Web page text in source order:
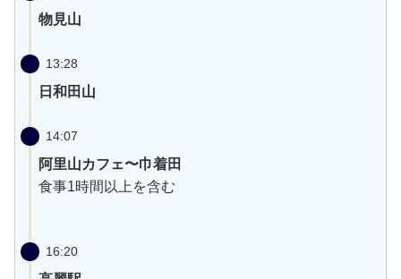
物見山
13:28
日和田山
14:07
阿里山カフェ〜巾着田
食事1時間以上を含む
16:20